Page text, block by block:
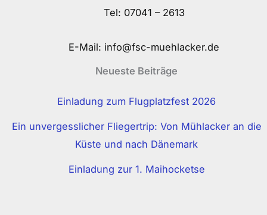
Tel: 07041 – 2613
E-Mail: info@fsc-muehlacker.de
Neueste Beiträge
Einladung zum Flugplatzfest 2026
Ein unvergesslicher Fliegertrip: Von Mühlacker an die
Küste und nach Dänemark
Einladung zur 1. Maihocketse